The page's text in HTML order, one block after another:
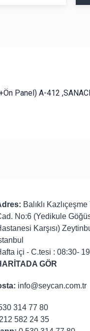
Panel) A-412
Balıklı
No:6 (Yedikule
Karşısı)
içi - C.tesi : 08:30-
GÖR
info@seycan.com.tr
314 77 80
582 24 35